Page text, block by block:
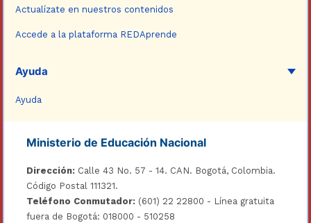
Actualízate en nuestros contenidos
Accede a la plataforma REDAprende
Ayuda
Ayuda
Ministerio de Educación Nacional
Dirección: Calle 43 No. 57 - 14. CAN. Bogotá, Colombia.
Código Postal 111321.
Teléfono Conmutador: (601) 22 22800 - Línea gratuita
fuera de Bogotá: 018000 - 510258